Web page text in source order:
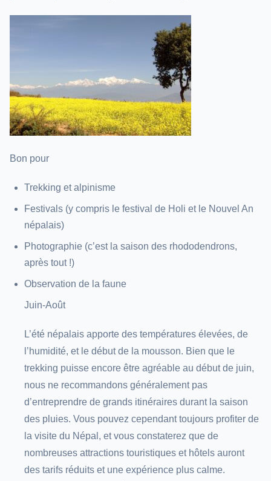
Bon pour
Trekking et alpinisme
Festivals (y compris le festival de Holi et le Nouvel An
népalais)
Photographie (c’est la saison des rhododendrons,
après tout !)
Observation de la faune
Juin-Août
L’été népalais apporte des températures élevées, de
l’humidité, et le début de la mousson. Bien que le
trekking puisse encore être agréable au début de juin,
nous ne recommandons généralement pas
d’entreprendre de grands itinéraires durant la saison
des pluies. Vous pouvez cependant toujours profiter de
la visite du Népal, et vous constaterez que de
nombreuses attractions touristiques et hôtels auront
des tarifs réduits et une expérience plus calme.